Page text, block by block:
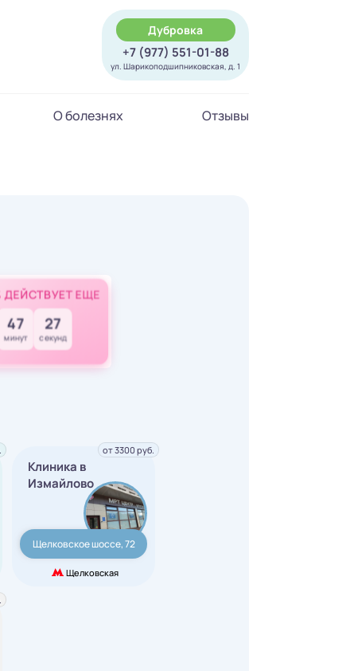
Дубровка
+7 (977) 551-01-88
ул. Шарикоподшипниковская, д. 1
О болезнях Отзывы
ДЕЙСТВУЕТ ЕЩЕ
47
минут
26
секунд
Клиника в
Измайлово
Щелковское шоссе, 72
Щелковская
от 3300 руб.